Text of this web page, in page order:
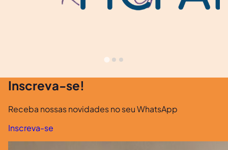
Inscreva-se!
Receba nossas novidades no seu WhatsApp
Inscreva-se